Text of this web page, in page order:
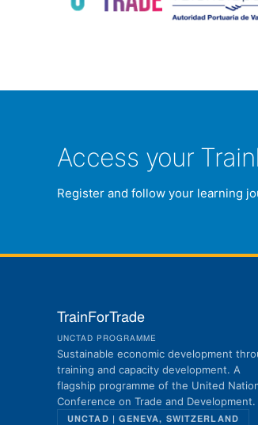
Access your
Register and follow your learning
TrainForTrade
UNCTAD PROGRAMME
Sustainable economic development
training and capacity development. A
flagship programme of the United
Conference on Trade and Development.
UNCTAD | GENEVA, SWITZERLAND